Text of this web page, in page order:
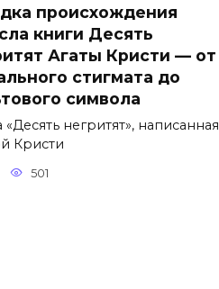
происхождения
книги Десять
Агаты Кристи — от
стигмата до
символа
«Десять негритят», написанная
Кристи
501